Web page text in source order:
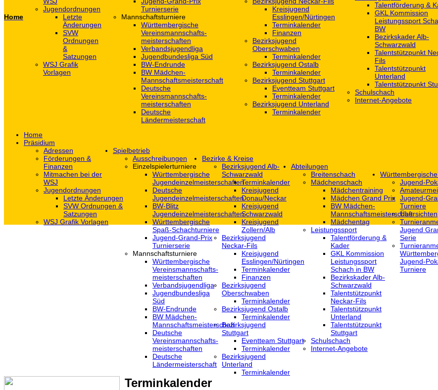
Home
Jugendordnungen
Letzte
Änderungen
SVW
Ordnungen
&
Satzungen
WSJ Grafik
Vorlagen
Turnierserie
Mannschaftsturniere
Württembergische
Vereinsmannschafts-
meisterschaften
Verbandsjugendliga
Jugendbundesliga Süd
BW-Endrunde
BW Mädchen-
Mannschaftsmeisterschaft
Deutsche
Vereinsmannschafts-
meisterschaften
Deutsche
Ländermeisterschaft
Kreisjugend
‎Esslingen/Nürtingen
Terminkalender
Finanzen
Bezirksjugend
Oberschwaben
Terminkalender
Bezirksjugend Ostalb
Terminkalender
Bezirksjugend Stuttgart
‎Eventteam Stuttgart
Terminkalender
Bezirksjugend Unterland
Terminkalender
Talentförderung &
GKL Kommission
Leistungssport
BW
Bezirkskader Alb-
Schwarzwald
Talentstützpunkt
Fils
Talentstützpunkt
Unterland
Talentstützpunkt
Schulschach
Internet-Angebote
Home
Präsidium
Adressen
Förderungen &
Finanzen
Mitmachen bei der
WSJ
Jugendordnungen
Letzte Änderungen
SVW Ordnungen &
Satzungen
WSJ Grafik Vorlagen
Spielbetrieb
Ausschreibungen
Einzelspielerturniere
Württembergische
Jugendeinzelmeisterschaften
Deutsche
Jugendeinzelmeisterschaften
BW-Blitz
Jugendeinzelmeisterschaften
Württembergische
Spaß-Schachturniere
Jugend-Grand-Prix
Turnierserie
Mannschaftsturniere
Württembergische
Vereinsmannschafts-
meisterschaften
Verbandsjugendliga
Jugendbundesliga
Süd
BW-Endrunde
BW Mädchen-
Mannschaftsmeisterschaft
Deutsche
Vereinsmannschafts-
meisterschaften
Deutsche
Ländermeisterschaft
Bezirke & Kreise
Bezirksjugend Alb-
Schwarzwald
Terminkalender
Kreisjugend
Donau/Neckar
Kreisjugend
Schwarzwald
Kreisjugend
Zollern/Alb
Bezirksjugend
Neckar-Fils
Kreisjugend
‎Esslingen/Nürtingen
Terminkalender
Finanzen
Bezirksjugend
Oberschwaben
Terminkalender
Bezirksjugend Ostalb
Terminkalender
Bezirksjugend
Stuttgart
‎Eventteam Stuttgart
Terminkalender
Bezirksjugend
Unterland
Terminkalender
Abteilungen
Breitenschach
Mädchenschach
Mädchentraining
Mädchen Grand Prix
BW Mädchen-
Mannschaftsmeisterschaft
Mädchentag
Leistungssport
Talentförderung &
Kader
GKL Kommission
Leistungssport
Schach in BW
Bezirkskader Alb-
Schwarzwald
Talentstützpunkt
Neckar-Fils
Talentstützpunkt
Unterland
Talentstützpunkt
Stuttgart
Schulschach
Internet-Angebote
Jugend-
Jugend-
Turniere
Übersichten
Jugend
Serie
Jugend-
Turniere
Terminkalender